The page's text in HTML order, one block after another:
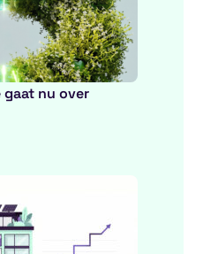
gaat nu over